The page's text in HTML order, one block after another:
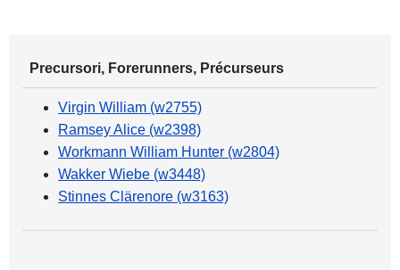
Precursori, Forerunners, Précurseurs
Virgin William (w2755)
Ramsey Alice (w2398)
Workmann William Hunter (w2804)
Wakker Wiebe (w3448)
Stinnes Clärenore (w3163)